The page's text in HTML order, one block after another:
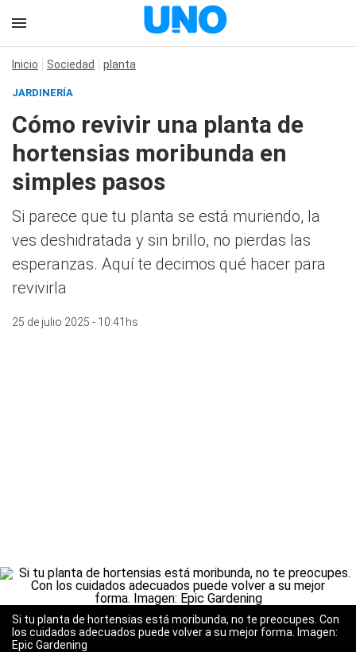
Inicio Sociedad planta
JARDINERÍA
Cómo revivir una planta de
hortensias moribunda en
simples pasos
Si parece que tu planta se está muriendo, la
ves deshidratada y sin brillo, no pierdas las
esperanzas. Aquí te decimos qué hacer para
revivirla
25 de julio 2025 - 10:41hs
Si tu planta de hortensias está moribunda, no te preocupes. Con
los cuidados adecuados puede volver a su mejor forma. Imagen:
Epic Gardening